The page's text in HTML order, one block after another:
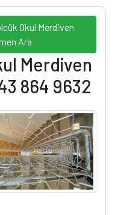
Okul Merdiven
Ara
Merdiven
864 9632